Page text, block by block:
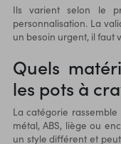
Ils varient selon le
personnalisation. La
un besoin urgent, il faut
Quels
les pots à
La catégorie rassemble
métal, ABS, liège ou
un style différent et